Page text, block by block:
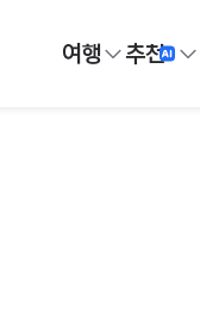
여행 추천